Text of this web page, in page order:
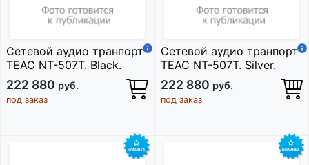
Сетевой аудио транпорт
TEAC NT-507T. Black.
222 880 руб.
под заказ
Сетевой аудио транпорт
TEAC NT-507T. Silver.
222 880 руб.
под заказ